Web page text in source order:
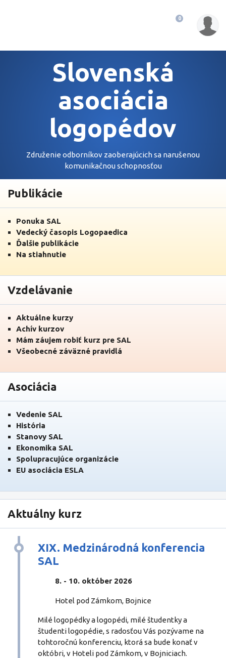
sídlom
Bratislave
Košík:
0
Slovenská
asociácia
logopédov
Združenie odborníkov zaoberajúcich sa narušenou
komunikačnou schopnosťou
Publikácie
Ponuka SAL
Vedecký časopis Logopaedica
Ďalšie publikácie
Na stiahnutie
Vzdelávanie
Aktuálne kurzy
Achív kurzov
Mám záujem robiť kurz pre SAL
Všeobecné záväzné pravidlá
Asociácia
Vedenie SAL
História
Stanovy SAL
Ekonomika SAL
Spolupracujúce organizácie
EU asociácia ESLA
Aktuálny kurz
XIX. Medzinárodná konferencia
SAL
8. - 10. október 2026
Hotel pod Zámkom, Bojnice
Milé logopédky a logopédi, milé študentky a
študenti logopédie, s radosťou Vás pozývame na
tohtoročnú konferenciu, ktorá sa bude konať v
októbri, v Hoteli pod Zámkom, v Bojniciach.